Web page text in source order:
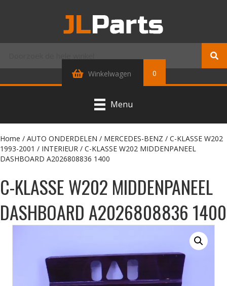
Winkelwagen 0
Menu
Home / AUTO ONDERDELEN / MERCEDES-BENZ / C-KLASSE W202
1993-2001 / INTERIEUR / C-KLASSE W202 MIDDENPANEEL
DASHBOARD A2026808836 1400
C-KLASSE W202 MIDDENPANEEL
DASHBOARD A2026808836 1400